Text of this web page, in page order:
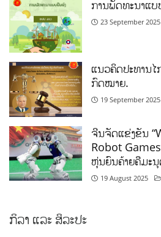
ການພັດທະນາແບ
23 September 2025
ແນວຄິດປະທານ
ກົດໝາຍ.
19 September 2025
ຈີນຈັດແຂ່ງຂັນ
Robot
ຫຸ່ນຍົນຄ້າຍຄືມະ
19 August 2025
ກິລາ ແລະ ສິລະປະ